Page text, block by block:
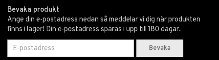
Bevaka produkt
Ange din e-postadress nedan så meddelar vi dig när produkten
finns i lager! Din e-postadress sparas i upp till 180 dagar.
Bevaka